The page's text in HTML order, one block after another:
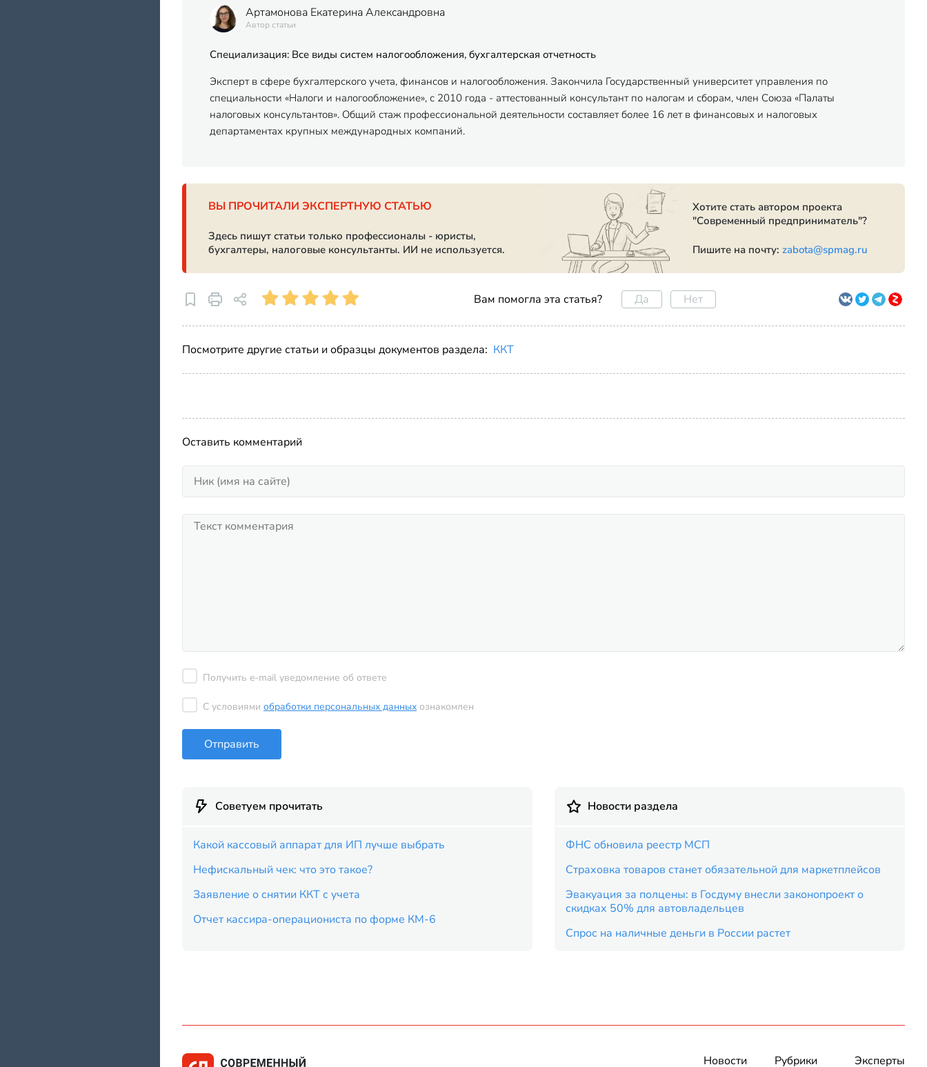
Артамонова Екатерина Александровна
Автор статьи
Специализация: Все виды систем налогообложения, бухгалтерская отчетность
Эксперт в сфере бухгалтерского учета, финансов и налогообложения. Закончила Государственный университет управления по
специальности «Налоги и налогообложение», с 2010 года - аттестованный консультант по налогам и сборам, член Союза «Палаты
налоговых консультантов». Общий стаж профессиональной деятельности составляет более 16 лет в финансовых и налоговых
департаментах крупных международных компаний.
ВЫ ПРОЧИТАЛИ ЭКСПЕРТНУЮ СТАТЬЮ
Здесь пишут статьи только профессионалы - юристы,
бухгалтеры, налоговые консультанты. ИИ не используется.
Хотите стать автором проекта
"Современный предприниматель"?
Пишите на почту:zabota@spmag.ru
Вам помогла эта статья? Да Нет
Посмотрите другие статьи и образцы документов раздела: ККТ
Оставить комментарий
Получить e-mail уведомление об ответе
С условиями обработки персональных данных ознакомлен
Отправить
Советуем прочитать
Какой кассовый аппарат для ИП лучше выбрать
Нефискальный чек: что это такое?
Заявление о снятии ККТ с учета
Отчет кассира-операциониста по форме КМ-6
Новости раздела
ФНС обновила реестр МСП
Страховка товаров станет обязательной для маркетплейсов
Эвакуация за полцены: в Госдуму внесли законопроект о
скидках 50% для автовладельцев
Спрос на наличные деньги в России растет
Новости Рубрики Эксперты